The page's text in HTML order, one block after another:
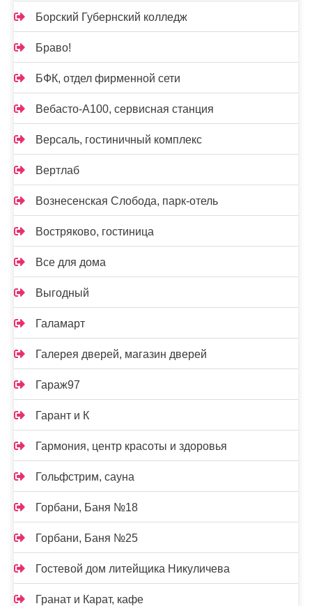
Борский Губернский колледж
Браво!
БФК, отдел фирменной сети
Вебасто-А100, сервисная станция
Версаль, гостиничный комплекс
Вертлаб
Вознесенская Слобода, парк-отель
Востряково, гостиница
Все для дома
Выгодный
Галамарт
Галерея дверей, магазин дверей
Гараж97
Гарант и К
Гармония, центр красоты и здоровья
Гольфстрим, сауна
Горбани, Баня №18
Горбани, Баня №25
Гостевой дом литейщика Никуличева
Гранат и Карат, кафе